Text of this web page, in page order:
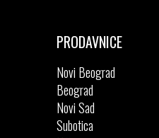
PRODAVNICE
Novi Beograd
Beograd
Novi Sad
Subotica